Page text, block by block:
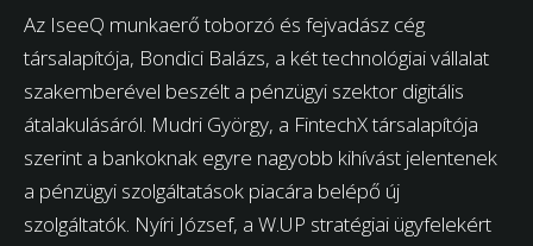
Az IseeQ munkaerő toborzó és fejvadász cég
társalapítója, Bondici Balázs, a két technológiai vállalat
szakemberével beszélt a pénzügyi szektor digitális
átalakulásáról. Mudri György, a FintechX társalapítója
szerint a bankoknak egyre nagyobb kihívást jelentenek
a pénzügyi szolgáltatások piacára belépő új
szolgáltatók. Nyíri József, a W.UP stratégiai ügyfelekért